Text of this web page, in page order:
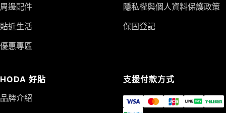
周邊配件
貼近生活
優惠專區
隱私權與個人資料保護政策
保固登記
HODA 好貼
品牌介紹
支援付款方式